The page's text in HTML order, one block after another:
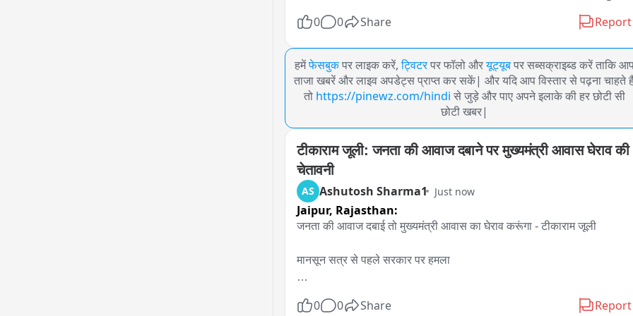
0 0 Share Report
हमेंफेसबुक पर लाइक करें, ट्विटर पर फॉलो औरयूट्यूब पर सब्सक्राइब्ड करें ताकि
ताजा खबरें और लाइव अपडेट्स प्राप्त कर सकें| और यदि आप विस्तार से पढ़ना चाहते
तो https://pinewz.com/hindi से जुड़े और पाए अपने इलाके की हर छोटी सी
छोटी खबर|
टीकाराम जूली: जनता की आवाज दबाने पर मुख्यमंत्री आवास घेराव की
चेतावनी
AS Ashutosh Sharma1 Just now
Jaipur, Rajasthan:
जनता की आवाज दबाई तो मुख्यमंत्री आवास का घेराव करूंगा - टीकाराम जूली
मानसून सत्र से पहले सरकार पर हमला
0 0 Share Report